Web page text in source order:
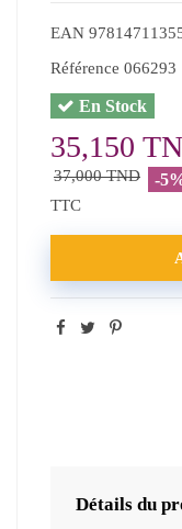
EAN
Référence 066293
En Stock
35,150
37,000 TND -
TTC
Détails du